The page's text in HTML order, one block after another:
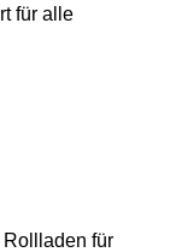
für alle
für